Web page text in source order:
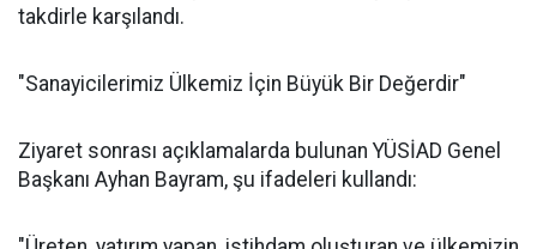
takdirle karşılandı.
"Sanayicilerimiz Ülkemiz İçin Büyük Bir Değerdir"
Ziyaret sonrası açıklamalarda bulunan YÜSİAD Genel
Başkanı Ayhan Bayram, şu ifadeleri kullandı: